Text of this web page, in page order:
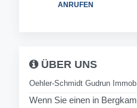
ANRUFEN
ÜBER UNS
Oehler-Schmidt Gudrun
Wenn Sie einen in